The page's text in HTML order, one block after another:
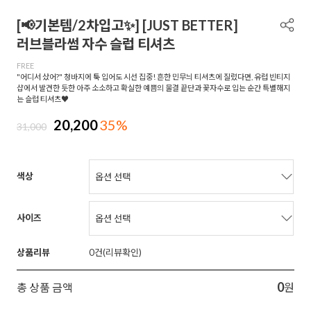
[📢기본템/2차입고✨] [JUST BETTER]
러브블라썸 자수 슬럽 티셔츠
FREE
"어디서 샀어?" 청바지에 툭 입어도 시선 집중! 흔한 민무늬 티셔츠에 질렸다면, 유럽 빈티지
샵에서 발견한 듯한 아주 소소하고 확실한 예쁨의 물결 끝단과 꽃자수로 입는 순간 특별해지
는 슬럽 티셔츠♥
31,000 20,20035%
색상
사이즈
상품리뷰 0
총 상품 금액 0원